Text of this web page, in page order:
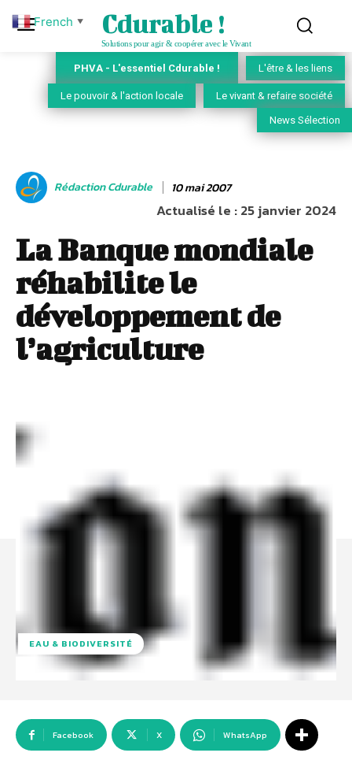
Cdurable !
Solutions pour agir & coopérer avec le Vivant
PHVA - L'essentiel Cdurable ! L'être & les liens
Le pouvoir & l'action locale Le vivant & refaire société
News Sélection
Rédaction Cdurable 10 mai 2007
Actualisé le :25 janvier 2024
La Banque mondiale
réhabilite le
développement de
l’agriculture
EAU & BIODIVERSITÉ
Facebook X WhatsApp
French ▼